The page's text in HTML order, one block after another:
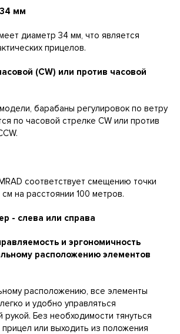
мм
диаметр 34 мм, что является
прицелов.
(CW) или против часовой
барабаны регулировок по ветру
по часовой стрелке CW или против
соответствует смещению точки
на расстоянии 100 метров.
- слева или справа
и эргономичность
расположению элементов
расположению, все элементы
и удобно управляться
рукой. Без необходимости тянуться
или выходить из положения